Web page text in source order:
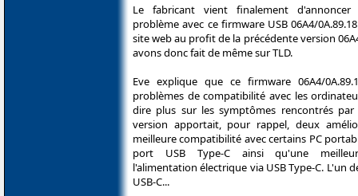
Le fabricant vient finalement
problème avec ce firmware USB 06A4/
site web au profit de la précédente version
avons donc fait de même sur TLD.
Eve explique que ce firmware 06A4/
problèmes de compatibilité avec les
dire plus sur les symptômes rencontrés par
version apportait, pour rappel, deux
meilleure compatibilité avec certains PC
port USB Type-C ainsi qu'une
l'alimentation électrique via USB Type-C. L'un
USB-C...